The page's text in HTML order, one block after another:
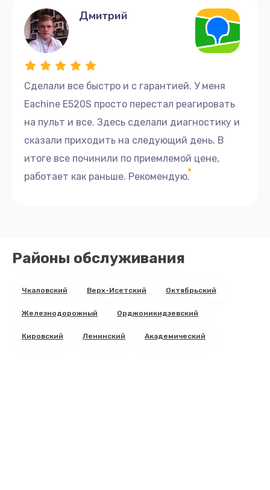
Сделали все быстро и с гарантией. У меня
Eachine E520S просто перестал реагировать
на пульт и все. Здесь сделали диагностику и
сказали приходить на следующий день. В
итоге все починили по приемлемой цене,
работает как раньше. Рекомендую.
Дмитрий
Районы обслуживания
Чкаловский Верх-Исетский Октябрьский
Железнодорожный Орджоникидзевский
Кировский Ленинский Академический